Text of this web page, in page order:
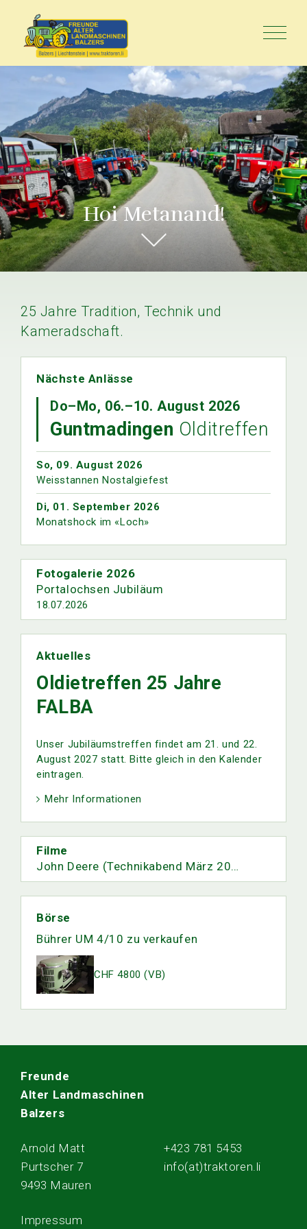
Hoi Metanand!
25 Jahre Tradition, Technik und
Kameradschaft.
Nächste Anlässe
Do–Mo, 06.–10. August 2026
Guntmadingen Olditreffen
So, 09. August 2026
Weisstannen Nostalgiefest
Di, 01. September 2026
Monatshock im «Loch»
Fotogalerie 2026
Portalochsen Jubiläum
18.07.2026
Aktuelles
Oldietreffen 25 Jahre
FALBA
Unser Jubiläumstreffen findet am 21. und 22.
August 2027 statt. Bitte gleich in den Kalender
eintragen.
Mehr Informationen
Filme
John Deere (Technikabend März 2026)
Börse
Bührer UM 4/10 zu verkaufen
CHF 4800 (VB)
Freunde
Alter Landmaschinen
Balzers
Arnold Matt
Purtscher 7
9493 Mauren
+423 781 5453
info(at)traktoren.li
Impressum